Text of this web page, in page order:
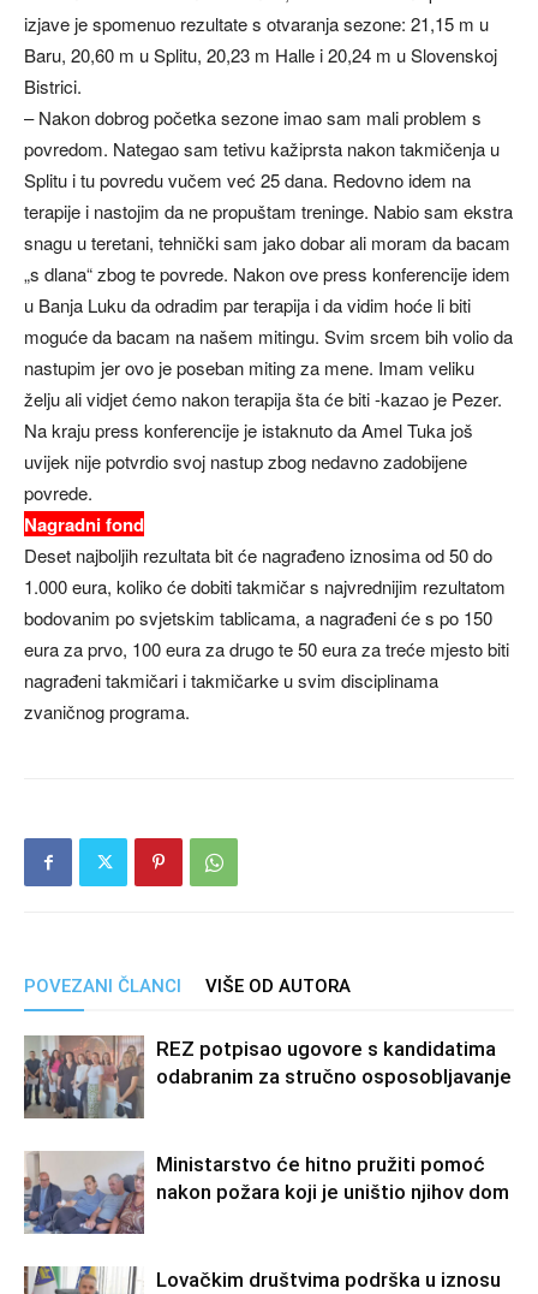
izjave je spomenuo rezultate s otvaranja sezone: 21,15 m u
Baru, 20,60 m u Splitu, 20,23 m Halle i 20,24 m u Slovenskoj
Bistrici.
– Nakon dobrog početka sezone imao sam mali problem s
povredom. Nategao sam tetivu kažiprsta nakon takmičenja u
Splitu i tu povredu vučem već 25 dana. Redovno idem na
terapije i nastojim da ne propuštam treninge. Nabio sam ekstra
snagu u teretani, tehnički sam jako dobar ali moram da bacam
„s dlana“ zbog te povrede. Nakon ove press konferencije idem
u Banja Luku da odradim par terapija i da vidim hoće li biti
moguće da bacam na našem mitingu. Svim srcem bih volio da
nastupim jer ovo je poseban miting za mene. Imam veliku
želju ali vidjet ćemo nakon terapija šta će biti -kazao je Pezer.
Na kraju press konferencije je istaknuto da Amel Tuka još
uvijek nije potvrdio svoj nastup zbog nedavno zadobijene
povrede.
Nagradni fond
Deset najboljih rezultata bit će nagrađeno iznosima od 50 do
1.000 eura, koliko će dobiti takmičar s najvrednijim rezultatom
bodovanim po svjetskim tablicama, a nagrađeni će s po 150
eura za prvo, 100 eura za drugo te 50 eura za treće mjesto biti
nagrađeni takmičari i takmičarke u svim disciplinama
zvaničnog programa.
POVEZANI ČLANCI VIŠE OD AUTORA
REZ potpisao ugovore s kandidatima
odabranim za stručno osposobljavanje
Ministarstvo će hitno pružiti pomoć
nakon požara koji je uništio njihov dom
Lovačkim društvima podrška u iznosu